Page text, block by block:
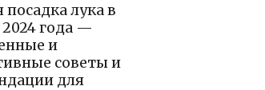
посадка лука в
2024 года —
и
советы и
для